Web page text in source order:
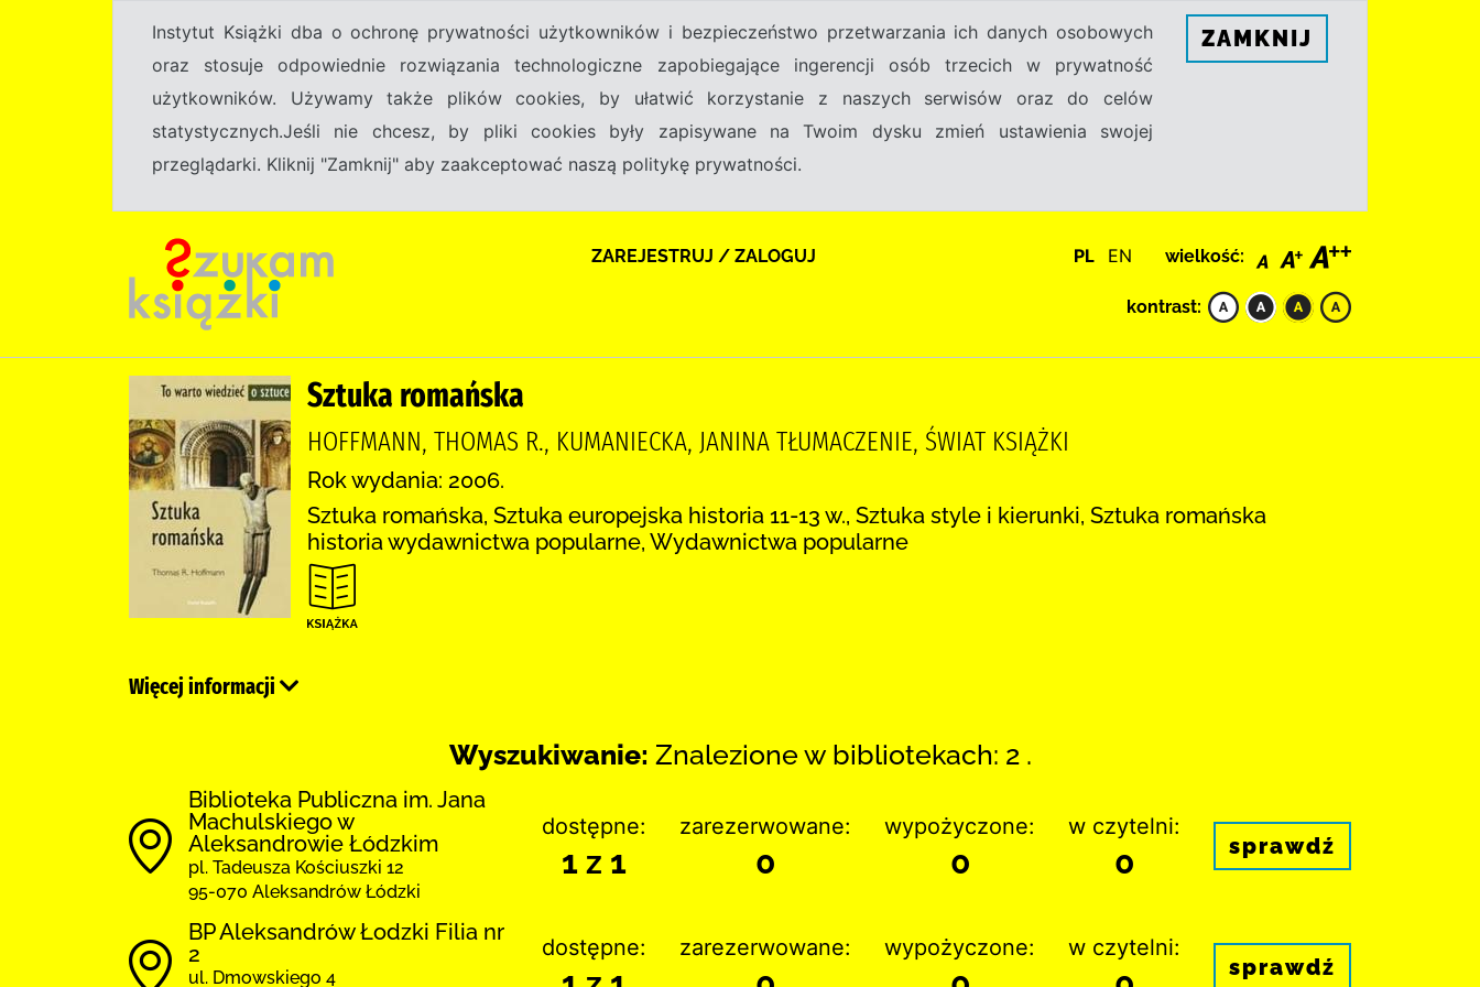
Instytut Książki dba o ochronę prywatności użytkowników i bezpieczeństwo przetwarzania ich danych osobowych
oraz stosuje odpowiednie rozwiązania technologiczne zapobiegające ingerencji osób trzecich w prywatność
użytkowników. Używamy także plików cookies, by ułatwić korzystanie z naszych serwisów oraz do celów
statystycznych.Jeśli nie chcesz, by pliki cookies były zapisywane na Twoim dysku zmień ustawienia swojej
przeglądarki. Kliknij "Zamknij" aby zaakceptować naszą politykę prywatności.
ZAMKNIJ
ZAREJESTRUJ / ZALOGUJ PL EN wielkość:
kontrast:
Sztuka romańska
HOFFMANN, THOMAS R., KUMANIECKA, JANINA TŁUMACZENIE, ŚWIAT KSIĄŻKI
Rok wydania: 2006.
Sztuka romańska, Sztuka europejska historia 11-13 w., Sztuka style i kierunki, Sztuka romańska
historia wydawnictwa popularne, Wydawnictwa popularne
Więcej informacji
Wyszukiwanie: Znalezione w bibliotekach: 2 .
Biblioteka Publiczna im. Jana
Machulskiego w
Aleksandrowie Łódzkim
pl. Tadeusza Kościuszki 12
95-070 Aleksandrów Łódzki
dostępne:
1 z 1
zarezerwowane:
0
wypożyczone:
0
w czytelni:
0 sprawdź
BP Aleksandrów Łodzki Filia nr
2
ul. Dmowskiego 4
dostępne: zarezerwowane: wypożyczone: w czytelni:
sprawdź